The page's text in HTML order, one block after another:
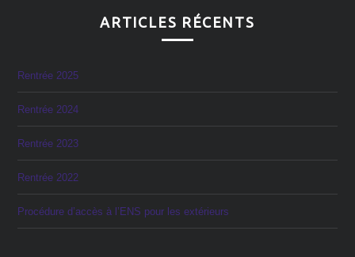
ARTICLES RÉCENTS
Rentrée 2025
Rentrée 2024
Rentrée 2023
Rentrée 2022
Procédure d’accès à l’ENS pour les extérieurs